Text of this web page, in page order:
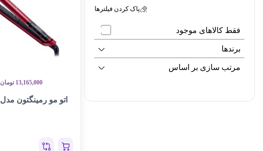
13,165,000 تومان
اتو مو رمینگتون مدل S۹۶۰۰
پاک کردن فیلترها
فقط کالاهای موجود
برندها
مرتب سازی بر اساس